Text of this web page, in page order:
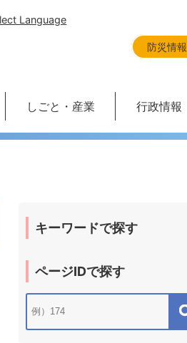
Language
防災情報
しごと・産業 行政情報
キーワードで探す
ページIDで探す